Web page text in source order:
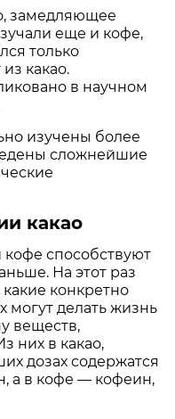
замедляющее
еще и кофе,
только
какао.
в научном
изучены более
сложнейшие
какао
способствуют
На этот раз
конкретно
могут делать жизнь
веществ,
них в какао,
дозах содержатся
а в кофе — кофеин,